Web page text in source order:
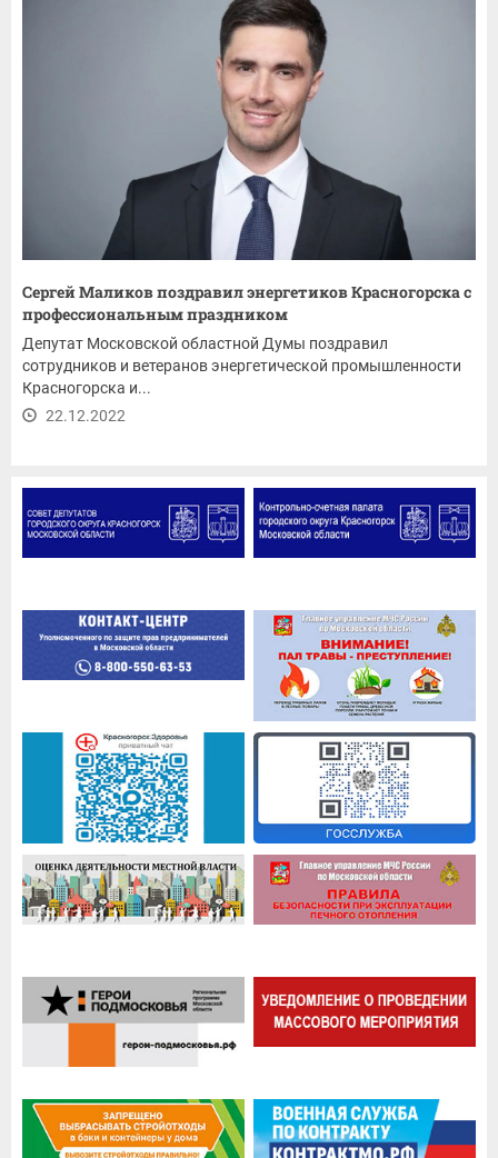
Сергей Маликов поздравил энергетиков Красногорска с
профессиональным праздником
Депутат Московской областной Думы поздравил
сотрудников и ветеранов энергетической промышленности
Красногорска и...
22.12.2022